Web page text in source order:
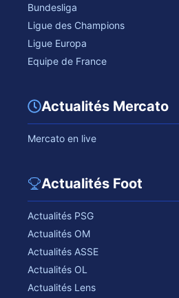
Bundesliga
Ligue des Champions
Ligue Europa
Equipe de France
Actualités Mercato
Mercato en live
Actualités Foot
Actualités PSG
Actualités OM
Actualités ASSE
Actualités OL
Actualités Lens